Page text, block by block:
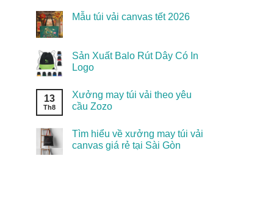
Mẫu túi vải canvas tết 2026
Sản Xuất Balo Rút Dây Có In
Logo
13
Th8
Xưởng may túi vải theo yêu
cầu Zozo
Tìm hiểu về xưởng may túi vải
canvas giá rẻ tại Sài Gòn